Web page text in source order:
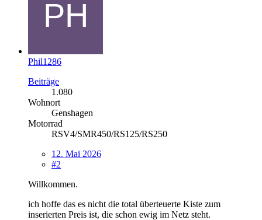
Phil1286
Beiträge
1.080
Wohnort
Genshagen
Motorrad
RSV4/SMR450/RS125/RS250
12. Mai 2026
#2
Willkommen.
ich hoffe das es nicht die total überteuerte Kiste zum
inserierten Preis ist, die schon ewig im Netz steht.